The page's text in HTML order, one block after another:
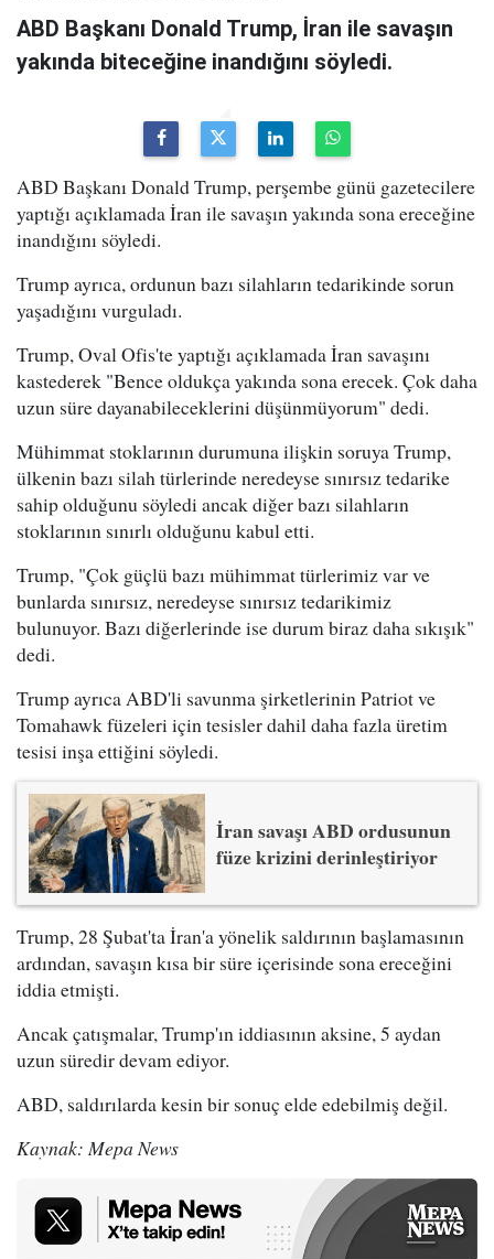
ABD Başkanı Donald Trump, İran ile savaşın
yakında biteceğine inandığını söyledi.
ABD Başkanı Donald Trump, perşembe günü gazetecilere
yaptığı açıklamada İran ile savaşın yakında sona ereceğine
inandığını söyledi.
Trump ayrıca, ordunun bazı silahların tedarikinde sorun
yaşadığını vurguladı.
Trump, Oval Ofis'te yaptığı açıklamada İran savaşını
kastederek "Bence oldukça yakında sona erecek. Çok daha
uzun süre dayanabileceklerini düşünmüyorum" dedi.
Mühimmat stoklarının durumuna ilişkin soruya Trump,
ülkenin bazı silah türlerinde neredeyse sınırsız tedarike
sahip olduğunu söyledi ancak diğer bazı silahların
stoklarının sınırlı olduğunu kabul etti.
Trump, "Çok güçlü bazı mühimmat türlerimiz var ve
bunlarda sınırsız, neredeyse sınırsız tedarikimiz
bulunuyor. Bazı diğerlerinde ise durum biraz daha sıkışık"
dedi.
Trump ayrıca ABD'li savunma şirketlerinin Patriot ve
Tomahawk füzeleri için tesisler dahil daha fazla üretim
tesisi inşa ettiğini söyledi.
İran savaşı ABD ordusunun
füze krizini derinleştiriyor
Trump, 28 Şubat'ta İran'a yönelik saldırının başlamasının
ardından, savaşın kısa bir süre içerisinde sona ereceğini
iddia etmişti.
Ancak çatışmalar, Trump'ın iddiasının aksine, 5 aydan
uzun süredir devam ediyor.
ABD, saldırılarda kesin bir sonuç elde edebilmiş değil.
Kaynak: Mepa News